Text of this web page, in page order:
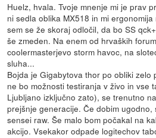
Huelz, hvala. Tvoje mnenje mi je prav
ni sedla oblika MX518 in mi
sem se že skoraj odločil, da bo SS
še zmeden. Na enem od hrvaških
coolermasterjevo storm havoc, na
sluha...
Bojda je Gigabytova thor po obliki
ne bo možnosti testiranja v živo in vse
Ljubljano izključno zato), se trenutno
prejšnje generacije. Če dobim
sensei raw. Še malo bom počakal na
akcijo. Vsekakor odpade logitechov